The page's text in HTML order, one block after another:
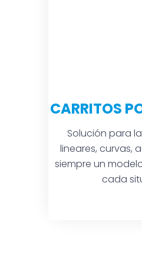
CARRITOS
Solución para
lineares, curvas,
siempre un
cada